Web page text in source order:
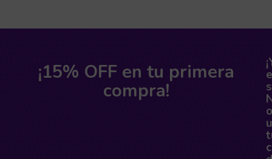
¡15% OFF en tu primera
compra!